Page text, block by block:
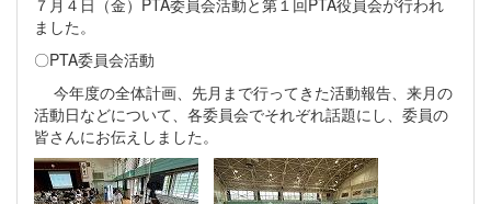
ました。
〇PTA委員会活動
今年度の全体計画、先月まで行ってきた活動報告、来月の
活動日などについて、各委員会でそれぞれ話題にし、委員の
皆さんにお伝えしました。